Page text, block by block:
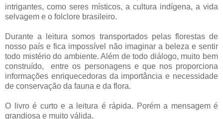
intrigantes, como seres místicos, a cultura indígena, a vida
selvagem e o folclore brasileiro.
Durante a leitura somos transportados pelas florestas de
nosso país e fica impossível não imaginar a beleza e sentir
todo mistério do ambiente. Além de todo diálogo, muito bem
construído, entre os personagens e que nos proporciona
informações enriquecedoras da importância e necessidade
de conservação da fauna e da flora.
O livro é curto e a leitura é rápida. Porém a mensagem é
grandiosa e muito válida.